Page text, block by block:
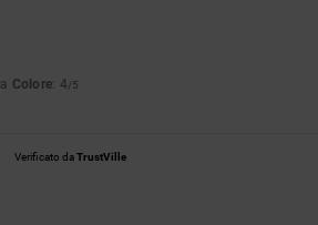
Colore: 4/5
Verificato daTrustVille